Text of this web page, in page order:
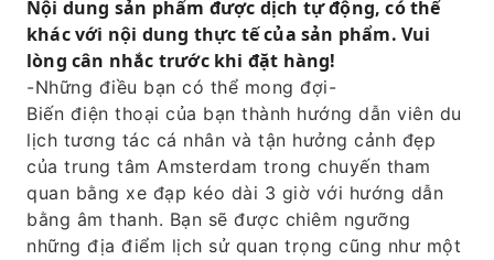
Nội dung sản phẩm được dịch tự động, có thể
khác với nội dung thực tế của sản phẩm. Vui
lòng cân nhắc trước khi đặt hàng!
-Những điều bạn có thể mong đợi-
Biến điện thoại của bạn thành hướng dẫn viên du
lịch tương tác cá nhân và tận hưởng cảnh đẹp
của trung tâm Amsterdam trong chuyến tham
quan bằng xe đạp kéo dài 3 giờ với hướng dẫn
bằng âm thanh. Bạn sẽ được chiêm ngưỡng
những địa điểm lịch sử quan trọng cũng như một